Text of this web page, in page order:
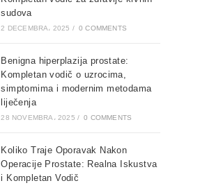
sudova
2 DECEMBRA، 2025 / 0 COMMENTS
Benigna hiperplazija prostate:
Kompletan vodič o uzrocima,
simptomima i modernim metodama
liječenja
28 NOVEMBRA، 2025 / 0 COMMENTS
Koliko Traje Oporavak Nakon
Operacije Prostate: Realna Iskustva
i Kompletan Vodič